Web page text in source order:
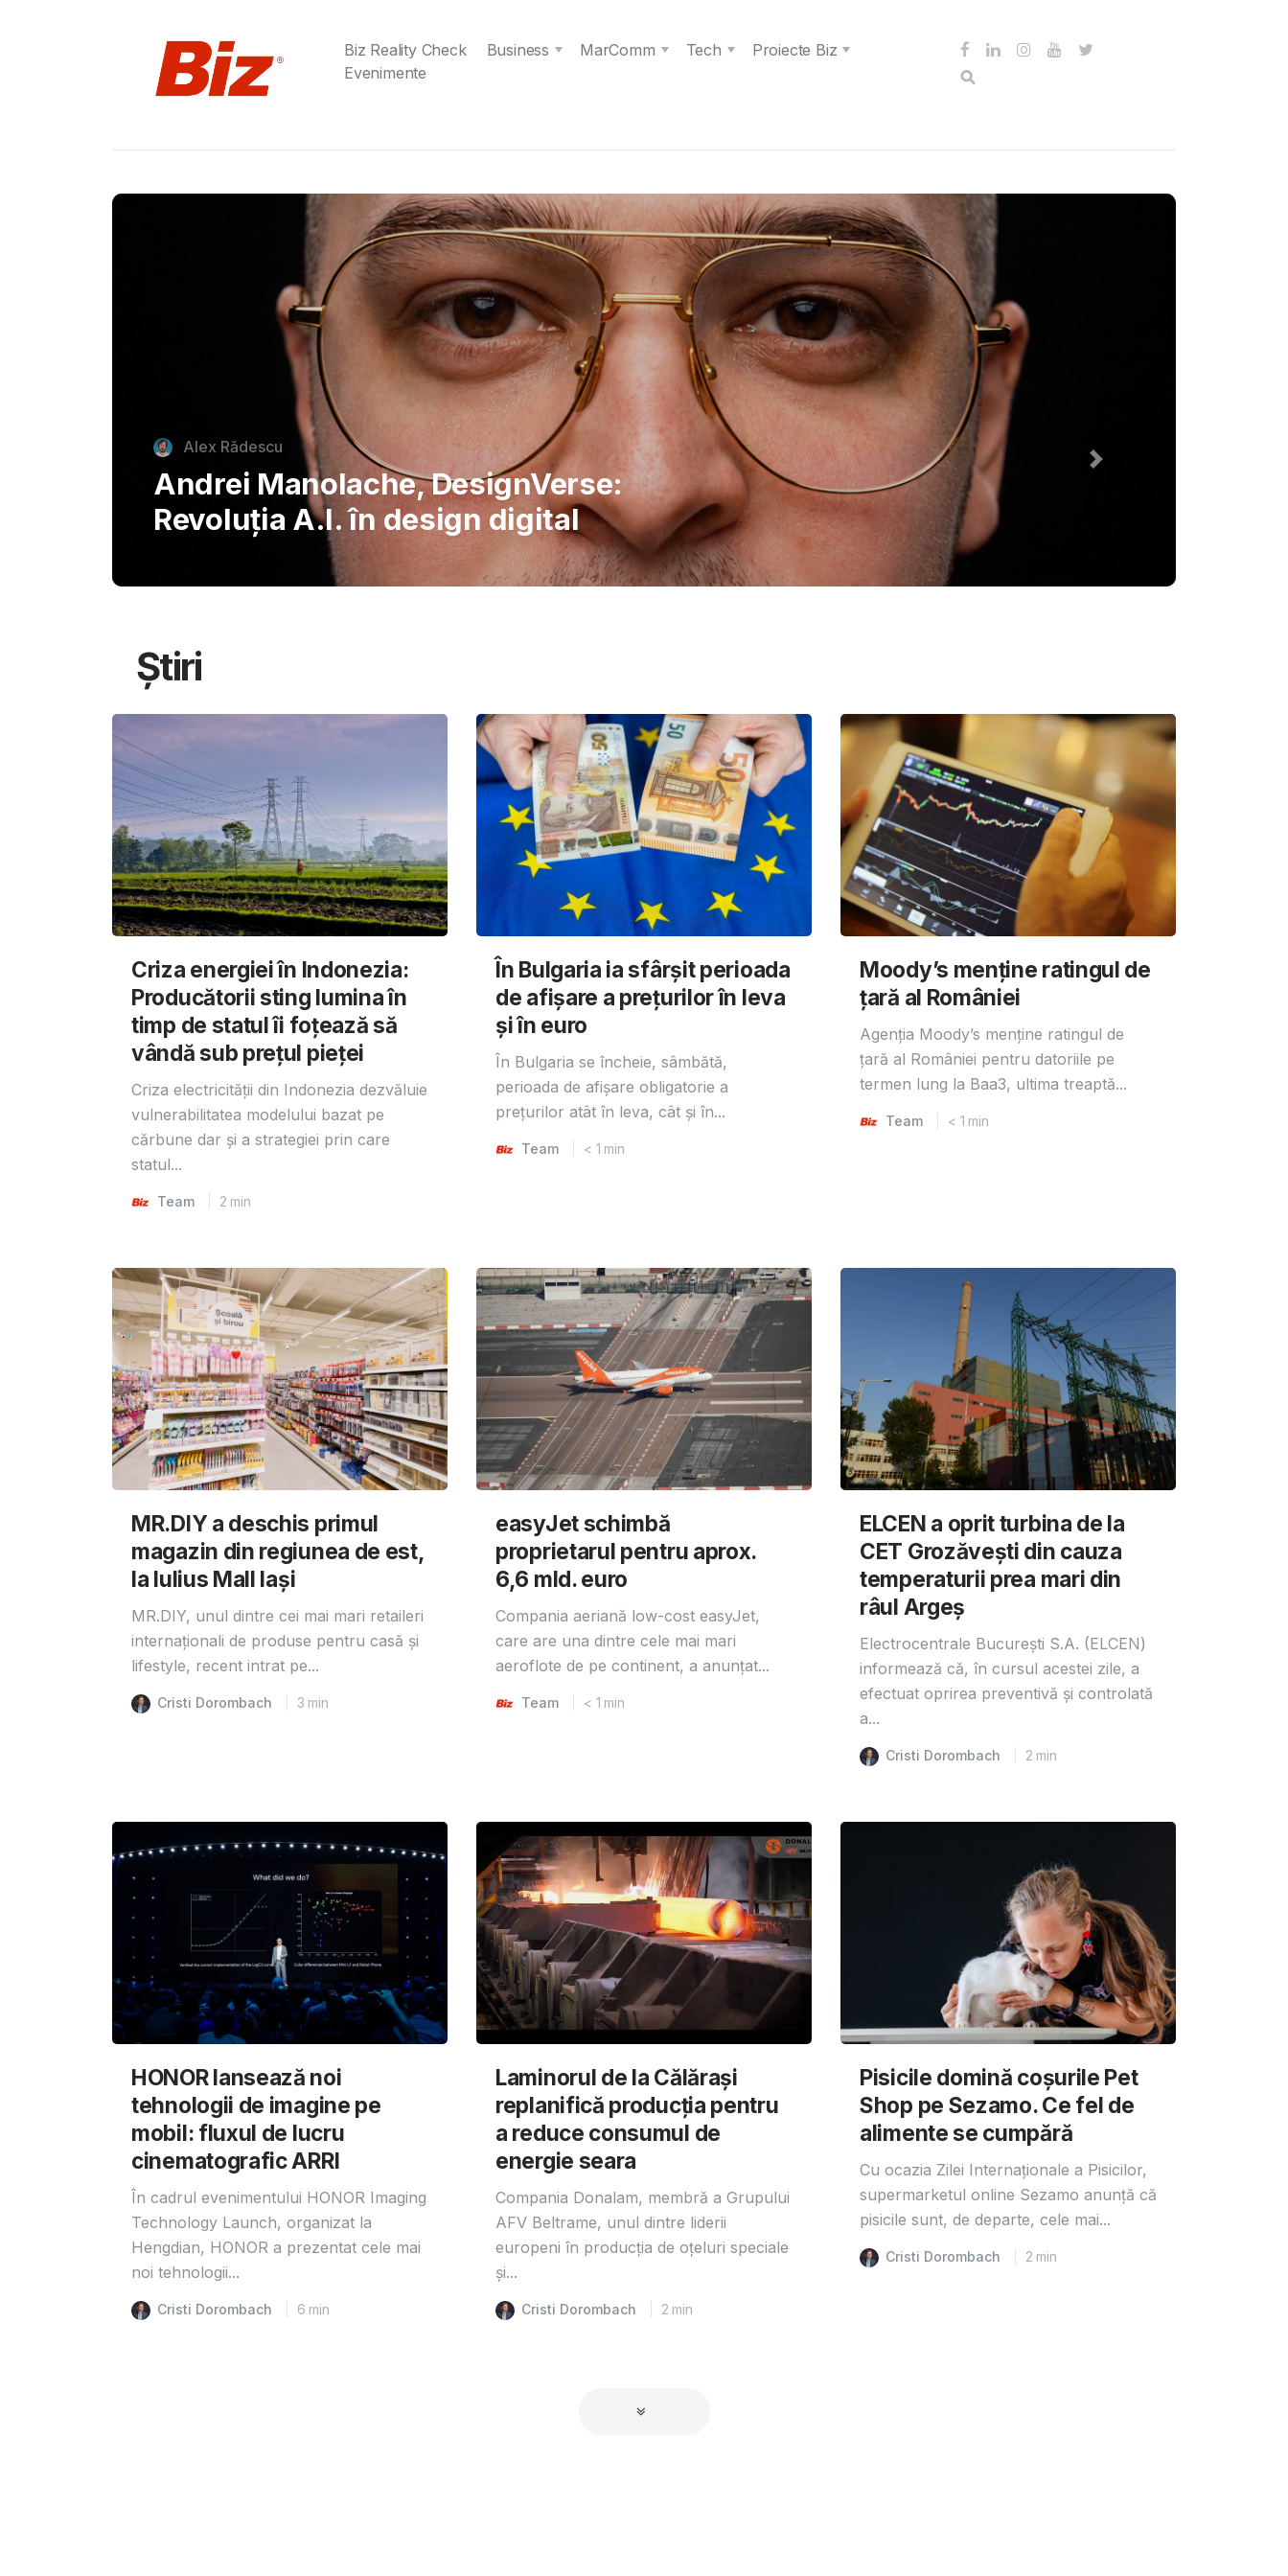
Biz Reality Check Business MarComm Tech
Proiecte Biz
Evenimente
Birra Moretti® a adus spiritul unei
autentice piazzette italiene în
București, invitând publicul să
savureze plăcerile simple ale vieții
Știri
Criza energiei în Indonezia:
Producătorii sting lumina în
timp de statul îi foțează să
vândă sub prețul pieței
Criza electricității din Indonezia dezvăluie
vulnerabilitatea modelului bazat pe
cărbune dar și a strategiei prin care
statul...
Team 2 min
În Bulgaria ia sfârşit perioada
de afișare a prețurilor în ​​leva
și în euro
În Bulgaria se încheie, sâmbătă,
perioada de afișare obligatorie a
prețurilor atât în ​​leva, cât și în...
Team < 1 min
Moody’s menține ratingul de
țară al României
Agenția Moody’s menține ratingul de
țară al României pentru datoriile pe
termen lung la Baa3, ultima treaptă...
Team < 1 min
MR.DIY a deschis primul
magazin din regiunea de est,
la Iulius Mall Iași
MR.DIY, unul dintre cei mai mari retaileri
internaționali de produse pentru casă și
lifestyle, recent intrat pe...
Cristi Dorombach 3 min
easyJet schimbă
proprietarul pentru aprox.
6,6 mld. euro
Compania aeriană low-cost easyJet,
care are una dintre cele mai mari
aeroflote de pe continent, a anunțat...
Team < 1 min
ELCEN a oprit turbina de la
CET Grozăvești din cauza
temperaturii prea mari din
râul Argeș
Electrocentrale București S.A. (ELCEN)
informează că, în cursul acestei zile, a
efectuat oprirea preventivă și controlată
a...
Cristi Dorombach 2 min
HONOR lansează noi
tehnologii de imagine pe
mobil: fluxul de lucru
cinematografic ARRI
În cadrul evenimentului HONOR Imaging
Technology Launch, organizat la
Hengdian, HONOR a prezentat cele mai
noi tehnologii...
Cristi Dorombach 6 min
Laminorul de la Călărași
replanifică producția pentru
a reduce consumul de
energie seara
Compania Donalam, membră a Grupului
AFV Beltrame, unul dintre liderii
europeni în producția de oțeluri speciale
și...
Cristi Dorombach 2 min
Pisicile domină coșurile Pet
Shop pe Sezamo. Ce fel de
alimente se cumpără
Cu ocazia Zilei Internaționale a Pisicilor,
supermarketul online Sezamo anunță că
pisicile sunt, de departe, cele mai...
Cristi Dorombach 2 min